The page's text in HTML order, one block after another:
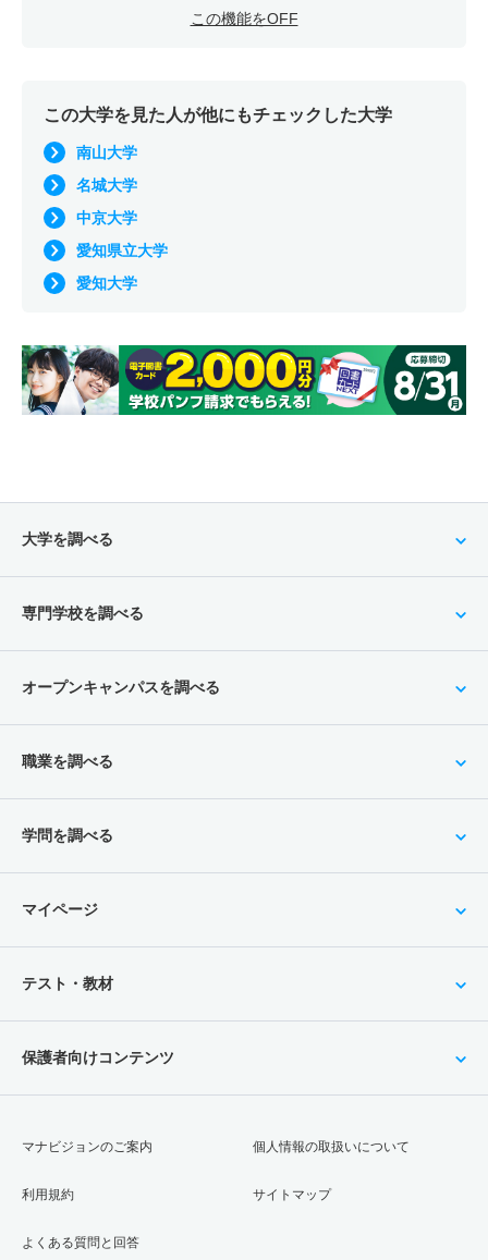
この機能をOFF
この大学を見た人が他にもチェックした大学
南山大学
名城大学
中京大学
愛知県立大学
愛知大学
大学を調べる
専門学校を調べる
オープンキャンパスを調べる
職業を調べる
学問を調べる
マイページ
テスト・教材
保護者向けコンテンツ
マナビジョンのご案内
利用規約
よくある質問と回答
個人情報の取扱いについて
サイトマップ